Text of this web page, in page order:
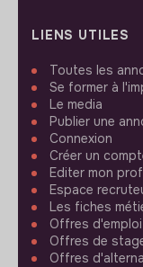
LIENS UTILES
Toutes les
Se former à
Le media
Publier une
Connexion
Créer un
Editer mon
Espace
Les fiches
Offres d'emploi
Offres de
Offres